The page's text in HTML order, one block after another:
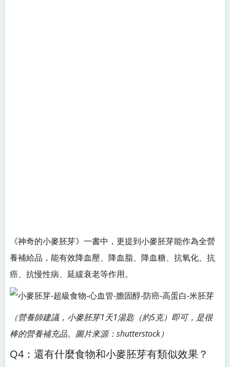
《神奇的小麥胚芽》一書中，更提到小麥胚芽能作為全營
養補給品，能有效降血壓、降血脂、降血糖、抗氧化、抗
癌、抗慢性病、延緩衰老等作用。
（營養師建議，小麥胚芽1天1湯匙（約5克）即可，是很
棒的營養補充品。圖片來源：shutterstock）
Q4：還有什麼食物和小麥胚芽有類似效果？